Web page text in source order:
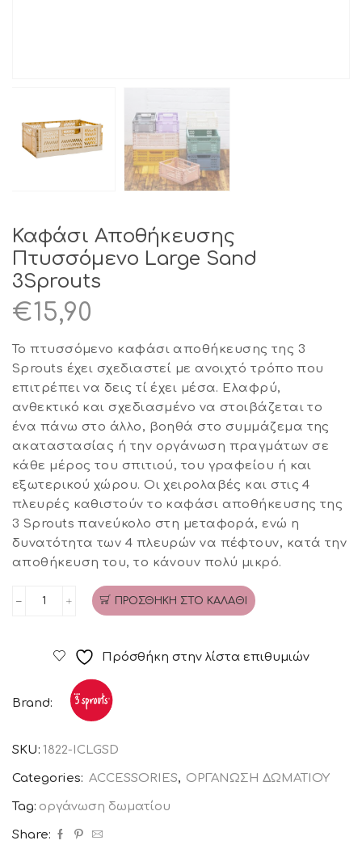
Καφάσι Αποθήκευσης
Πτυσσόμενο Large Sand
3Sprouts
€15,90
Το πτυσσόμενο καφάσι αποθήκευσης της 3
Sprouts έχει σχεδιαστεί με ανοιχτό τρόπο που
επιτρέπει να δεις τί έχει μέσα. Ελαφρύ,
ανθεκτικό και σχεδιασμένο να στοιβάζεται το
ένα πάνω στο άλλο, βοηθά στο συμμάζεμα της
ακαταστασίας ή την οργάνωση πραγμάτων σε
κάθε μέρος του σπιτιού, του γραφείου ή και
εξωτερικού χώρου. Οι χειρολαβές και στις 4
πλευρές καθιστούν το καφάσι αποθήκευσης της
3 Sprouts πανεύκολο στη μεταφορά, ενώ η
δυνατότητα των 4 πλευρών να πέφτουν, κατά την
αποθήκευση του, το κάνουν πολύ μικρό.
Πτυσσόμενο
3Sprouts
ΠΡΟΣΘΉΚΗ ΣΤΟ ΚΑΛΆΘΙ
Πρόσθήκη στην λίστα επιθυμιών
Brand:
SKU: 1822-ICLGSD
Categories: ACCESSORIES, ΟΡΓΑΝΩΣΗ ΔΩΜΑΤΙΟΥ
Tag: οργάνωση δωματίου
Share: